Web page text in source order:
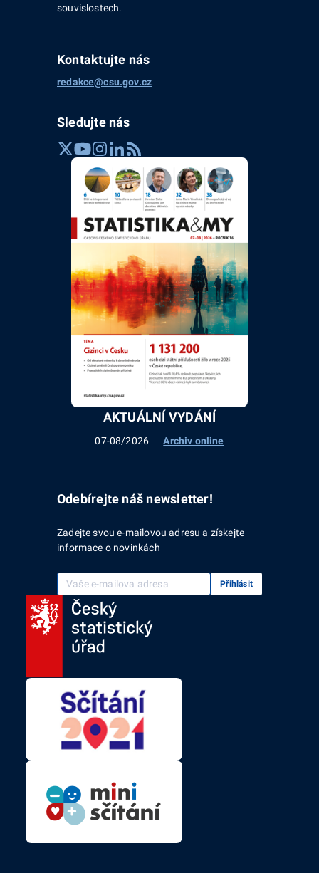
souvislostech.
Kontaktujte nás
redakce@csu.gov.cz
Sledujte nás
AKTUÁLNÍ VYDÁNÍ
07-08/2026 Archiv online
Odebírejte náš newsletter!
Zadejte svou e-mailovou adresu a získejte
informace o novinkách
Vaše e-mailová adresa Přihlásit